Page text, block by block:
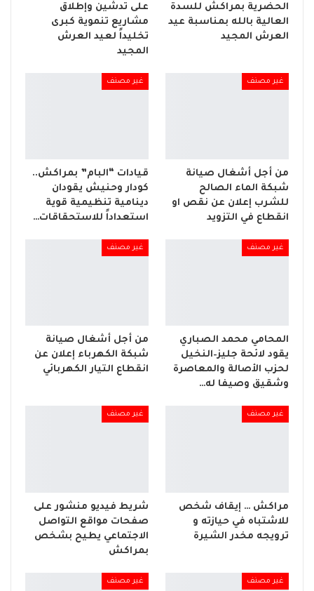
الحضرية بمراكش للسدة
العالية بالله بمناسبة عيد
العرش المجيد
على تدشين وإطلاق
مشاريع تنموية كبرى
تخليداً لعيد العرش
المجيد
غير مصنف
من أجل أشغال صيانة
شبكة الماء الصالح
للشرب إعلان عن نقص او
انقطاع في التزويد
غير مصنف
قيادات “البام” بمراكش..
كودار وحنيش يقودان
دينامية تنظيمية قوية
استعداداً للاستحقاقات…
غير مصنف
المحامي محمد الصباري
يقود لائحة جليز–النخيل
لحزب الأصالة والمعاصرة
وشقيق وصيفا له…
غير مصنف
من أجل أشغال صيانة
شبكة الكهرباء إعلان عن
انقطاع التيار الكهربائي
غير مصنف
مراكش … إيقاف شخص
للاشتباه في حيازته و
ترويجه مخدر الشيرة
غير مصنف
شريط فيديو منشور على
صفحات مواقع التواصل
الاجتماعي يطيح بشخص
بمراكش
غير مصنف غير مصنف